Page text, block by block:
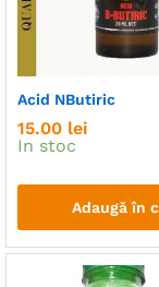
Acid NButiric
15.00 lei
In stoc
Adaugă în